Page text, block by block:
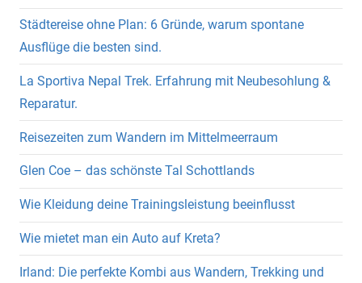
Städtereise ohne Plan: 6 Gründe, warum spontane
Ausflüge die besten sind.
La Sportiva Nepal Trek. Erfahrung mit Neubesohlung &
Reparatur.
Reisezeiten zum Wandern im Mittelmeerraum
Glen Coe – das schönste Tal Schottlands
Wie Kleidung deine Trainingsleistung beeinflusst
Wie mietet man ein Auto auf Kreta?
Irland: Die perfekte Kombi aus Wandern, Trekking und